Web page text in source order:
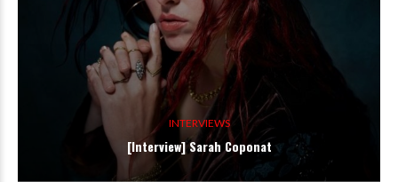
INTERVIEWS
[Interview] Sarah Coponat